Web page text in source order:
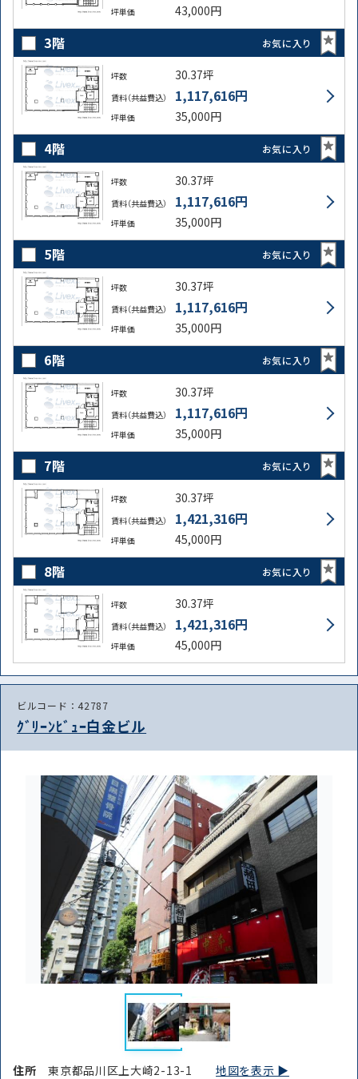
坪単価 43,000円
3階 お気に入り
坪数 30.37坪
賃料（共益費込） 1,117,616円
坪単価 35,000円
4階 お気に入り
坪数 30.37坪
賃料（共益費込） 1,117,616円
坪単価 35,000円
5階 お気に入り
坪数 30.37坪
賃料（共益費込） 1,117,616円
坪単価 35,000円
6階 お気に入り
坪数 30.37坪
賃料（共益費込） 1,117,616円
坪単価 35,000円
7階 お気に入り
坪数 30.37坪
賃料（共益費込） 1,421,316円
坪単価 45,000円
8階 お気に入り
坪数 30.37坪
賃料（共益費込） 1,421,316円
坪単価 45,000円
ビルコード：42787
ｸﾞﾘｰﾝﾋﾞｭｰ白金ビル
住所東京都品川区上大崎2-13-1地図を表示 ▶︎